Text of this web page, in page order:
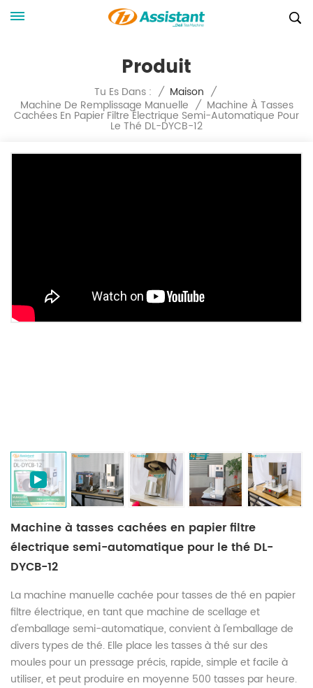
Produit
Tu Es Dans : / Maison /
Machine De Remplissage Manuelle / Machine À Tasses
Cachées En Papier Filtre Électrique Semi-Automatique Pour
Le Thé DL-DYCB-12
Machine à tasses cachées en papier filtre
électrique semi-automatique pour le thé DL-
DYCB-12
La machine manuelle cachée pour tasses de thé en papier
filtre électrique, en tant que machine de scellage et
d'emballage semi-automatique, convient à l'emballage de
divers types de thé. Elle place les tasses à thé sur des
moules pour un pressage précis, rapide, simple et facile à
utiliser, et peut produire en moyenne 500 tasses par heure.